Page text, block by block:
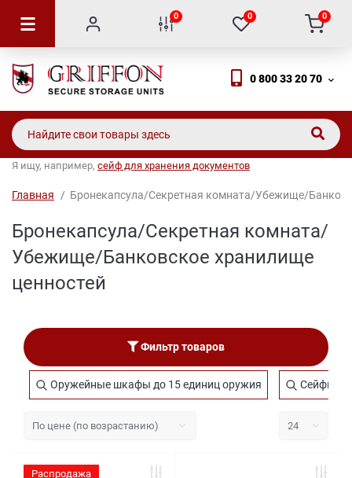
0 0 0
0 800 33 20 70
Я ищу, например, сейф для хранения документов
Главная Бронекапсула/Секретная комната/Убежище/
Бронекапсула/Секретная комната/
Убежище/Банковское хранилище
ценностей
Фильтр товаров
Оружейные шкафы до 15 единиц оружия Сейфы
Распродажа